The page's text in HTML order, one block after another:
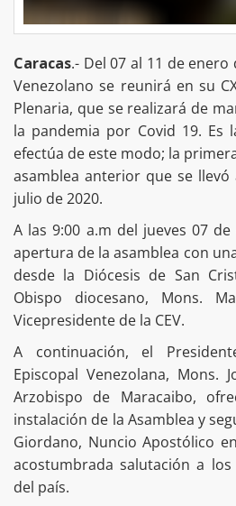
Caracas.- Del 07 al 11 de enero
Venezolano se reunirá en su
Plenaria, que se realizará de
la pandemia por Covid 19. Es
efectúa de este modo; la
asamblea anterior que se
julio de 2020.
A las 9:00 a.m del jueves 07
apertura de la asamblea con
desde la Diócesis de San
Obispo diocesano, Mons.
Vicepresidente de la CEV.
A continuación, el
Episcopal Venezolana, Mons.
Arzobispo de Maracaibo,
instalación de la Asamblea y
Giordano, Nuncio Apostólico
acostumbrada salutación a
del país.